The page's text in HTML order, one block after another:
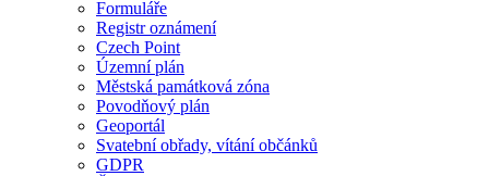
Formuláře
Registr oznámení
Czech Point
Územní plán
Městská památková zóna
Povodňový plán
Geoportál
Svatební obřady, vítání občánků
GDPR